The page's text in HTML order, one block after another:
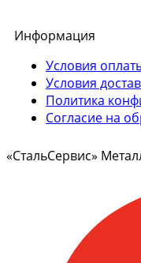
Информация
Условия
Условия
Политика
Согласие на
«СтальСервис»